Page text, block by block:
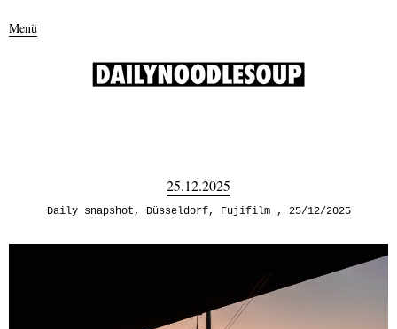
Menü
25.12.2025
Daily snapshot, Düsseldorf, Fujifilm 25/12/2025